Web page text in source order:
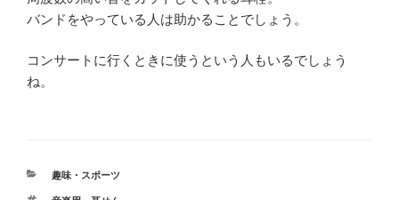
バンドをやっている人は助かることでしょう。
コンサートに行くときに使うという人もいるでしょう
ね。
カ
趣味・スポーツ